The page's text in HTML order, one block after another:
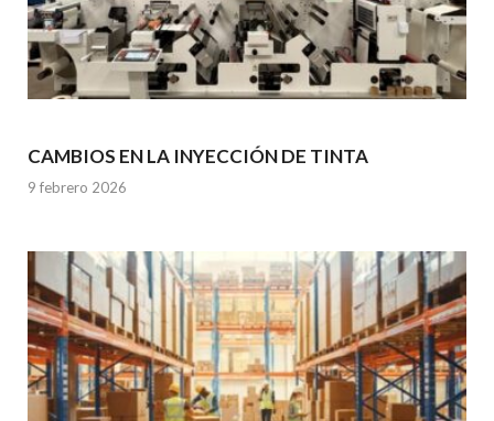
CAMBIOS EN LA INYECCIÓN DE TINTA
9 febrero 2026